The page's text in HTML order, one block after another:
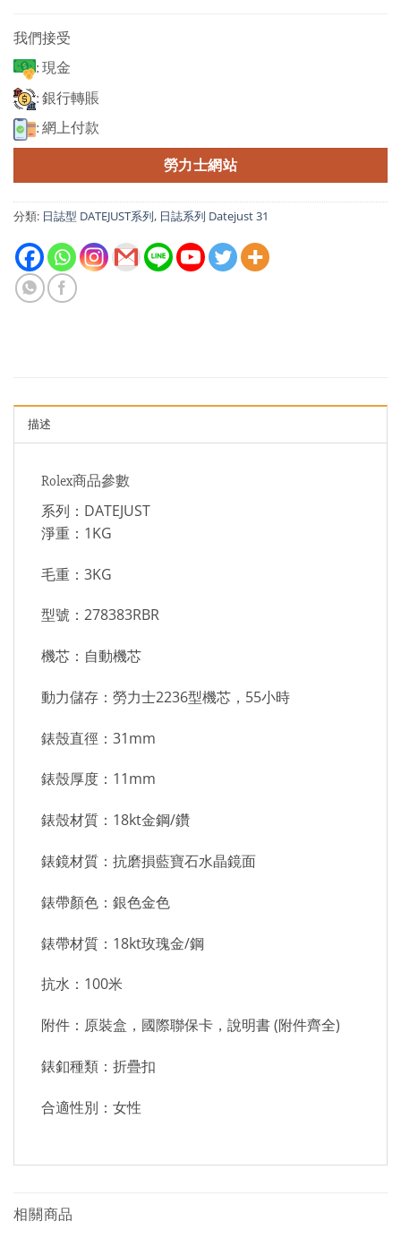
我們接受
: 現金
: 銀行轉賬
: 網上付款
勞力士網站
分類: 日誌型 DATEJUST系列, 日誌系列 Datejust 31
描述
Rolex商品參數
系列：DATEJUST
淨重：1KG
毛重：3KG
型號：278383RBR
機芯：自動機芯
動力儲存：勞力士2236型機芯，55小時
錶殼直徑：31mm
錶殼厚度：11mm
錶殼材質：18kt金鋼/鑽
錶鏡材質：抗磨損藍寶石水晶鏡面
錶帶顏色：銀色金色
錶帶材質：18kt玫瑰金/鋼
抗水：100米
附件：原裝盒，國際聯保卡，說明書 (附件齊全)
錶釦種類：折疊扣
合適性別：女性
相關商品